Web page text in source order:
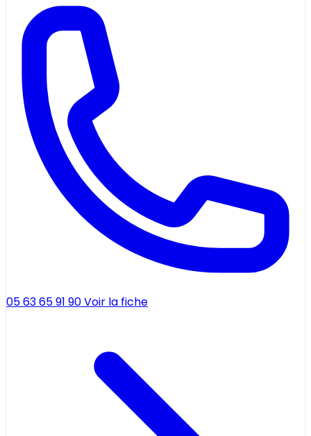
05 63 65 91 90Voir la fiche